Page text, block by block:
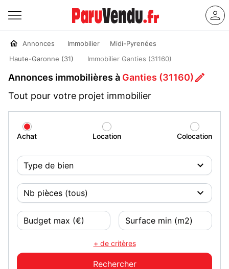
Annonces Immobilier
Midi-Pyrenées
Haute-Garonne (31)
Immobilier Ganties (31160)
Annonces immobilières à Ganties (31160)
Tout pour votre projet immobilier
Achat Location Colocation
+ de critères